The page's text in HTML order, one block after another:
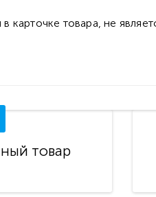
карточке товара, не
товар